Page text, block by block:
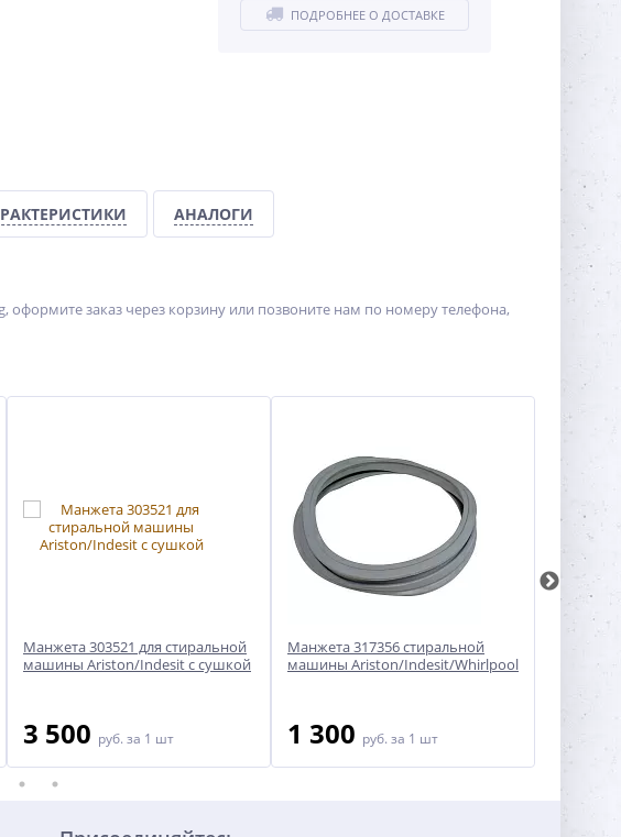
ПОДРОБНЕЕ О ДОСТАВКЕ
АНАЛОГИ
заказ через корзину или позвоните нам по номеру телефона,
Манжета 303521 для стиральной
машины Ariston/Indesit с сушкой
3 500 руб. за 1 шт
Манжета 317356 стиральной
машины Ariston/Indesit/Whirlpool
1 300 руб. за 1 шт